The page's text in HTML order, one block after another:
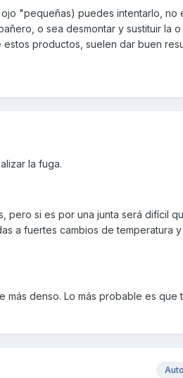
"pequeñas) puedes intentarlo, no
o sea desmontar y sustituir la o
productos, suelen dar buen
la fuga.
pero si es por una junta será difícil
a fuertes cambios de temperatura y
denso. Lo más probable es que